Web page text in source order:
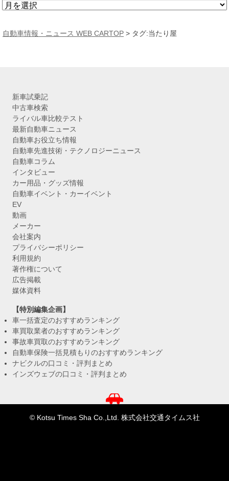
ア
カ
自動車情報・ニュース WEB CARTOP > タグ:当たり屋
新車試乗記
中古車検索
ライバル車比較テスト
最新自動車ニュース
自動車お役立ち情報
自動車先進技術・テクノロジーニュース
自動車コラム
インタビュー
カー用品・グッズ情報
自動車イベント・カーイベント
EV
動画
メーカー
会社案内
プライバシーポリシー
利用規約
著作権について
広告掲載
媒体資料
【特別編集企画】
車一括査定のおすすめランキング
車買取業者のおすすめランキング
事故車買取のおすすめランキング
自動車保険一括見積もりのおすすめランキング
ナビクルの口コミ・評判まとめ
インズウェブの口コミ・評判まとめ
© Kotsu Times Sha Co.,Ltd. 株式会社交通タイムス社